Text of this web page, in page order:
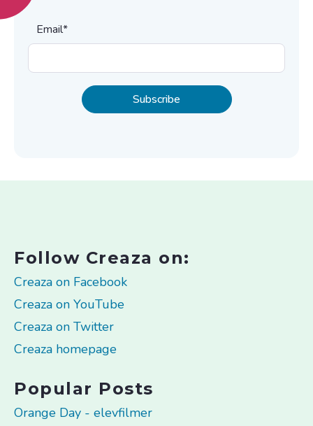
Email*
Follow Creaza on:
Creaza on Facebook
Creaza on YouTube
Creaza on Twitter
Creaza homepage
Popular Posts
Orange Day - elevfilmer